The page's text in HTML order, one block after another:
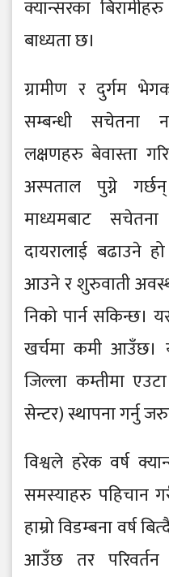
क्यान्सरका
बाध्यता छ।
ग्रामीण र दुर्गम
सम्बन्धी सचेतना
लक्षणहरु बेवास्ता
अस्पताल पुग्ने
माध्यमबाट
दायरालाई बढाउने
आउने र शुरुवाती
निको पार्न सकिन्छ।
खर्चमा कमी आउँछ।
जिल्ला कम्तीमा एउटा
सेन्टर) स्थापना गर्नु
विश्वले हरेक वर्ष
समस्याहरु पहिचान
हाम्रो विडम्बना वर्ष
आउँछ तर